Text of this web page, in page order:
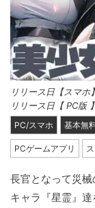
リリース日【スマ
リリース日【 PC版
PC/スマホ 基本無
PCゲームアプリ
長官となって災
キャラ『星霊』